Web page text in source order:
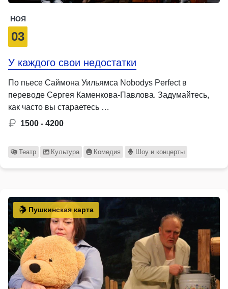
НОЯ
03
У каждого свои недостатки
По пьесе Саймона Уильямса Nobodys Perfect в
переводе Сергея Каменкова-Павлова. Задумайтесь,
как часто вы стараетесь …
1500 - 4200
Театр Культура Комедия Шоу и концерты
Пушкинская карта